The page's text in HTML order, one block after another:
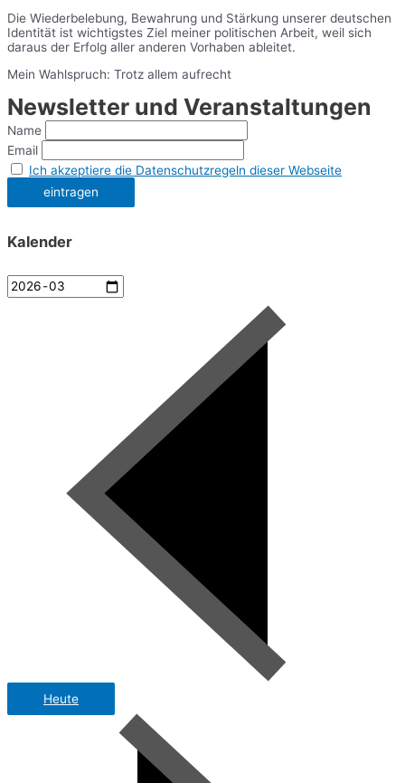
Die Wiederbelebung, Bewahrung und Stärkung unserer deutschen
Identität ist wichtigstes Ziel meiner politischen Arbeit, weil sich
daraus der Erfolg aller anderen Vorhaben ableitet.
Mein Wahlspruch: Trotz allem aufrecht
Newsletter und Veranstaltungen
Name
Email
Ich akzeptiere die Datenschutzregeln dieser Webseite
Kalender
Heute